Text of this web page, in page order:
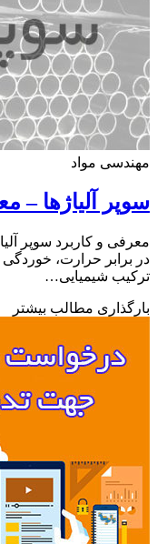
مواد
آلیاژها –
و کاربرد سوپر آلیاژها
حرارت، خوردگی و
شیمیایی…
مطالب بیشتر